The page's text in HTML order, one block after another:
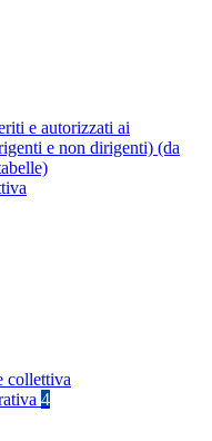
e autorizzati ai
e non dirigenti) (da
collettiva
4